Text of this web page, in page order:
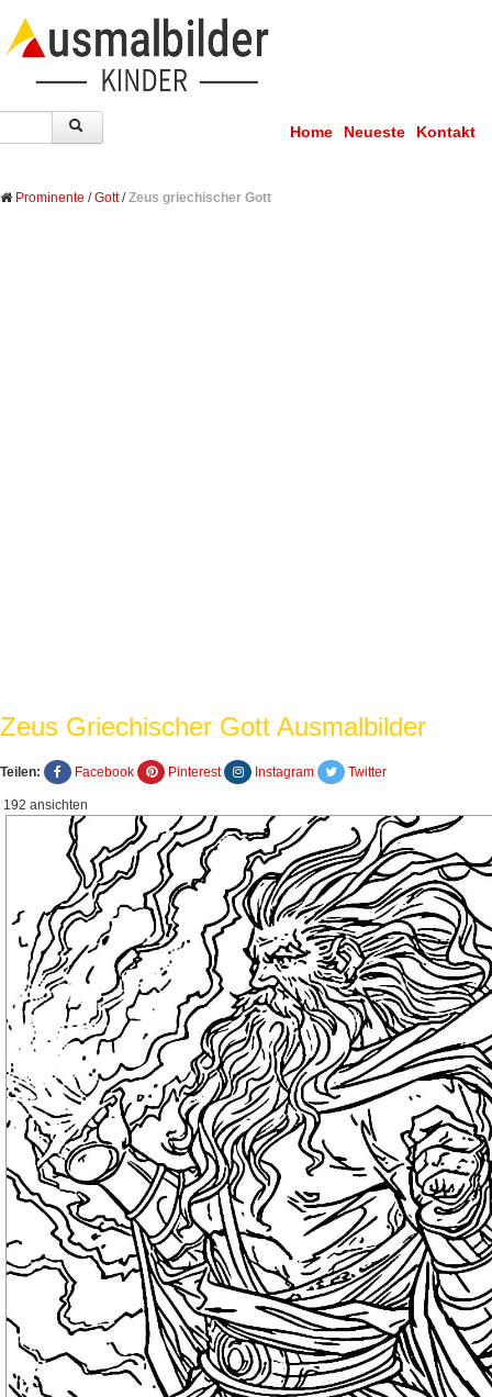
Home Neueste Kontakt
Prominente /Gott/Zeus griechischer Gott
Zeus Griechischer Gott Ausmalbilder
Teilen: Facebook Pinterest Instagram Twitter
192 ansichten